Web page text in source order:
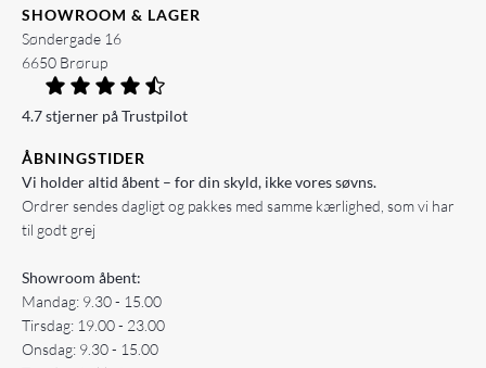
SHOWROOM & LAGER
Søndergade 16
6650 Brørup
4.7 stjerner på Trustpilot
ÅBNINGSTIDER
Vi holder altid åbent – for din skyld, ikke vores søvns.
Ordrer sendes dagligt og pakkes med samme kærlighed, som vi har
til godt grej
Showroom åbent:
Mandag: 9.30 - 15.00
Tirsdag: 19.00 - 23.00
Onsdag: 9.30 - 15.00